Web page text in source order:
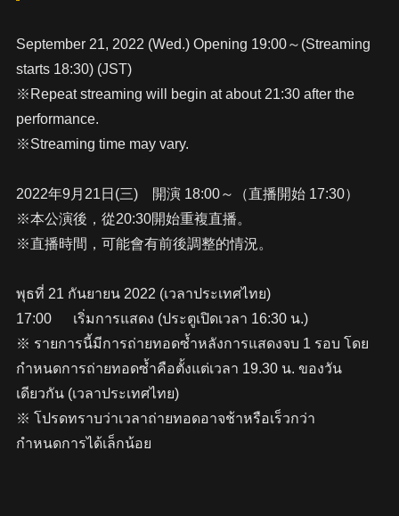
September 21, 2022 (Wed.) Opening 19:00～(Streaming
starts 18:30) (JST)
※Repeat streaming will begin at about 21:30 after the
performance.
※Streaming time may vary.
2022年9月21日(三) 開演 18:00～（直播開始 17:30）
※本公演後，從20:30開始重複直播。
※直播時間，可能會有前後調整的情況。
พุธที่ 21 กันยายน 2022 (เวลาประเทศไทย)
17:00 เริ่มการแสดง (ประตูเปิดเวลา 16:30 น.)
※ รายการนี้มีการถ่ายทอดซ้ำหลังการแสดงจบ 1 รอบ โดย
กำหนดการถ่ายทอดซ้ำคือตั้งแต่เวลา 19.30 น. ของวัน
เดียวกัน (เวลาประเทศไทย)
※ โปรดทราบว่าเวลาถ่ายทอดอาจช้าหรือเร็วกว่า
กำหนดการได้เล็กน้อย